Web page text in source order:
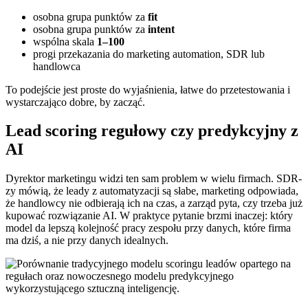
osobna grupa punktów za fit
osobna grupa punktów za intent
wspólna skala 1–100
progi przekazania do marketing automation, SDR lub
handlowca
To podejście jest proste do wyjaśnienia, łatwe do przetestowania i
wystarczająco dobre, by zacząć.
Lead scoring regułowy czy predykcyjny z
AI
Dyrektor marketingu widzi ten sam problem w wielu firmach. SDR-
zy mówią, że leady z automatyzacji są słabe, marketing odpowiada,
że handlowcy nie odbierają ich na czas, a zarząd pyta, czy trzeba już
kupować rozwiązanie AI. W praktyce pytanie brzmi inaczej: który
model da lepszą kolejność pracy zespołu przy danych, które firma
ma dziś, a nie przy danych idealnych.